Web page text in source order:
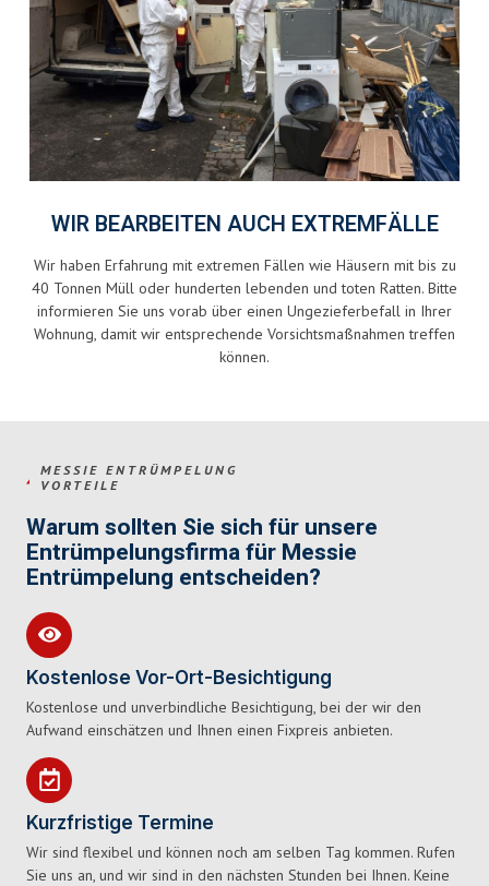
WIR BEARBEITEN AUCH EXTREMFÄLLE
Wir haben Erfahrung mit extremen Fällen wie Häusern mit bis zu
40 Tonnen Müll oder hunderten lebenden und toten Ratten. Bitte
informieren Sie uns vorab über einen Ungezieferbefall in Ihrer
Wohnung, damit wir entsprechende Vorsichtsmaßnahmen treffen
können.
MESSIE ENTRÜMPELUNG
VORTEILE
Warum sollten Sie sich für unsere
Entrümpelungsfirma für Messie
Entrümpelung entscheiden?
Kostenlose Vor-Ort-Besichtigung
Kostenlose und unverbindliche Besichtigung, bei der wir den
Aufwand einschätzen und Ihnen einen Fixpreis anbieten.
Kurzfristige Termine
Wir sind flexibel und können noch am selben Tag kommen. Rufen
Sie uns an, und wir sind in den nächsten Stunden bei Ihnen. Keine